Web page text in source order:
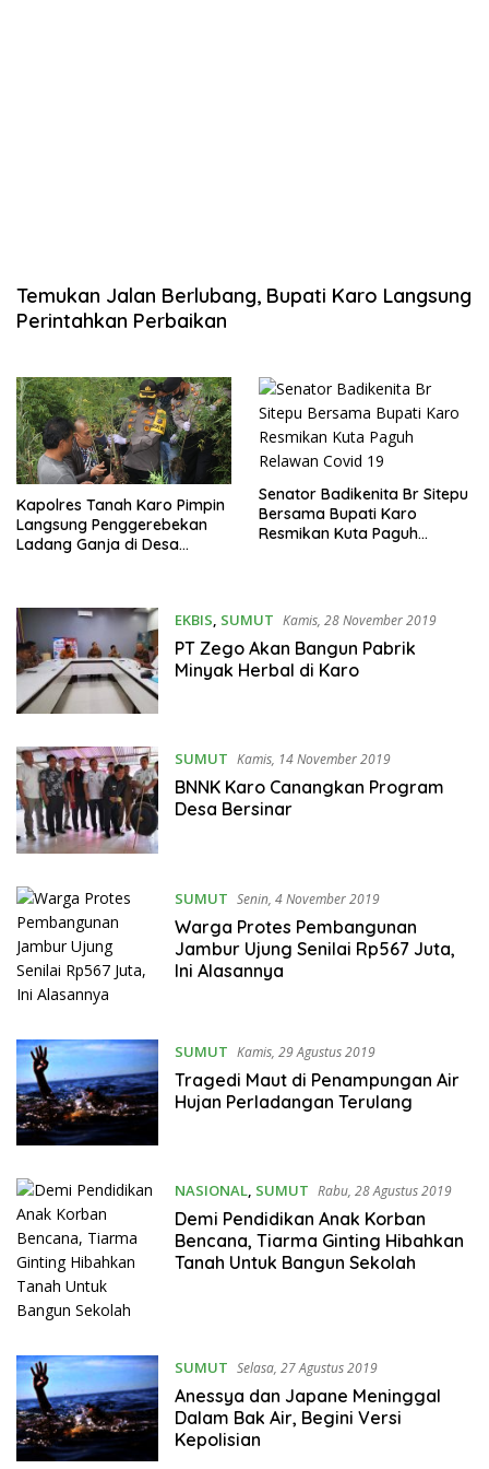
Temukan Jalan Berlubang, Bupati Karo Langsung
Perintahkan Perbaikan
Kapolres Tanah Karo Pimpin
Langsung Penggerebekan
Ladang Ganja di Desa
Senator Badikenita Br Sitepu
Bersama Bupati Karo
Resmikan Kuta Paguh
EKBIS, SUMUT Kamis, 28 November 2019
PT Zego Akan Bangun Pabrik
Minyak Herbal di Karo
SUMUT Kamis, 14 November 2019
BNNK Karo Canangkan Program
Desa Bersinar
SUMUT Senin, 4 November 2019
Warga Protes Pembangunan
Jambur Ujung Senilai Rp567 Juta,
Ini Alasannya
SUMUT Kamis, 29 Agustus 2019
Tragedi Maut di Penampungan Air
Hujan Perladangan Terulang
NASIONAL, SUMUT Rabu, 28 Agustus 2019
Demi Pendidikan Anak Korban
Bencana, Tiarma Ginting Hibahkan
Tanah Untuk Bangun Sekolah
SUMUT Selasa, 27 Agustus 2019
Anessya dan Japane Meninggal
Dalam Bak Air, Begini Versi
Kepolisian